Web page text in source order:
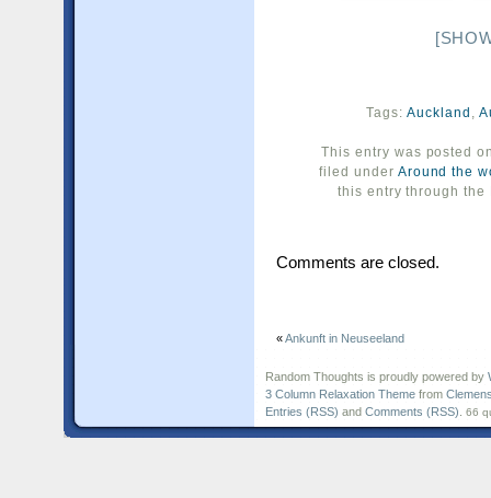
Tags:Auckland ,
This entry was posted
filed under Around the
this entry through the
Comments are closed.
«Ankunft in Neuseeland
Random Thoughts is proudly powered by
3 Column Relaxation Theme from
Entries (RSS) and Comments (RSS) 66